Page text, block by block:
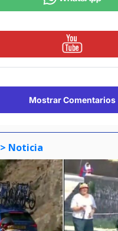
Mostrar Comentarios
> Noticia